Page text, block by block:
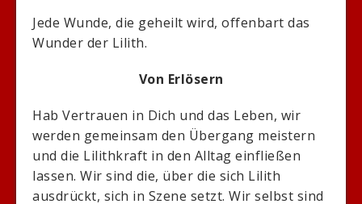
Jede Wunde, die geheilt wird, offenbart das
Wunder der Lilith.
Von Erlösern
Hab Vertrauen in Dich und das Leben, wir
werden gemeinsam den Übergang meistern
und die Lilithkraft in den Alltag einfließen
lassen. Wir sind die, über die sich Lilith
ausdrückt, sich in Szene setzt. Wir selbst sind